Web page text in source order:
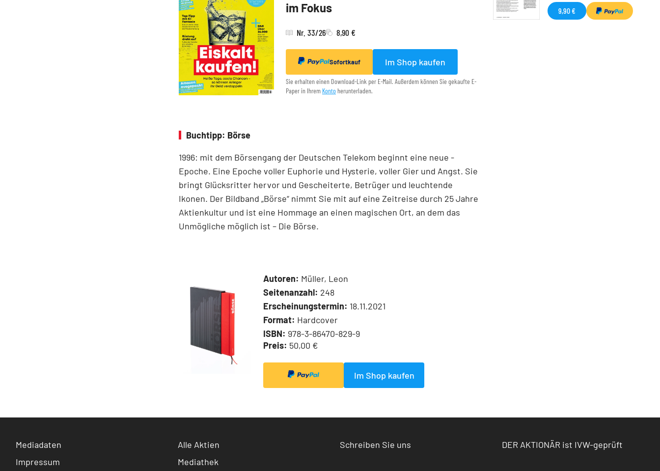
im Fokus
Nr. 33/26 8,90 €
Sofortkauf Im Shop kaufen
Sie erhalten einen Download-Link per E-Mail. Außerdem können Sie gekaufte E-
Paper in Ihrem Konto herunterladen.
Buchtipp: Börse
1996: mit dem ­Börsen­­gang der Deutschen Telekom ­beginnt eine neue ­
Epoche. Eine Epoche voller ­Euphorie und Hysterie, ­voller Gier und Angst. Sie
bringt Glücksritter ­hervor und ­Gescheiterte, ­Betrüger und leuchtende
Ikonen. Der Bildband ­„Börse“ nimmt Sie mit auf eine Zeit­reise durch 25 Jahre
Aktienkultur und ist eine Hommage an ­einen ­magischen Ort, an dem das
Unmögliche ­möglich ist – Die Börse.
Autoren: Müller, Leon
Seitenanzahl: 248
Erscheinungstermin: 18.11.2021
Format: Hardcover
ISBN: 978-3-86470-829-9
Preis: 50,00 €
Im Shop kaufen
9,90 €
Mediadaten
Impressum
Alle Aktien
Mediathek
Schreiben Sie uns DER AKTIONÄR ist IVW-geprüft